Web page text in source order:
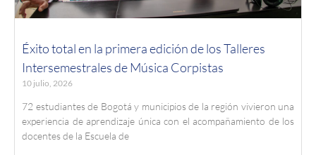
Éxito total en la primera edición de los Talleres
Intersemestrales de Música Corpistas
10 julio, 2026
72 estudiantes de Bogotá y municipios de la región vivieron una
experiencia de aprendizaje única con el acompañamiento de los
docentes de la Escuela de